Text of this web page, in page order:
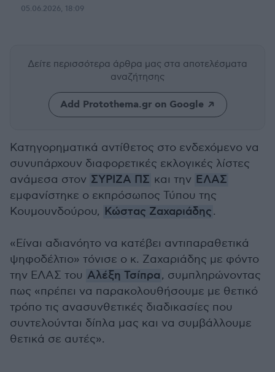
05.06.2026, 18:09
Δείτε περισσότερα άρθρα μας στα αποτελέσματα
αναζήτησης
Add Protothema.gr on Google
Κατηγορηματικά αντίθετος στο ενδεχόμενο να
συνυπάρχουν διαφορετικές εκλογικές λίστες
ανάμεσα στον ΣΥΡΙΖΑ ΠΣ και την ΕΛΑΣ
εμφανίστηκε ο εκπρόσωπος Τύπου της
Κουμουνδούρου, Κώστας Ζαχαριάδης.
«Είναι αδιανόητο να κατέβει αντιπαραθετικά
ψηφοδέλτιο» τόνισε ο κ. Ζαχαριάδης με φόντο
την ΕΛΑΣ του Αλέξη Τσίπρα, συμπληρώνοντας
πως «πρέπει να παρακολουθήσουμε με θετικό
τρόπο τις ανασυνθετικές διαδικασίες που
συντελούνται δίπλα μας και να συμβάλλουμε
θετικά σε αυτές».